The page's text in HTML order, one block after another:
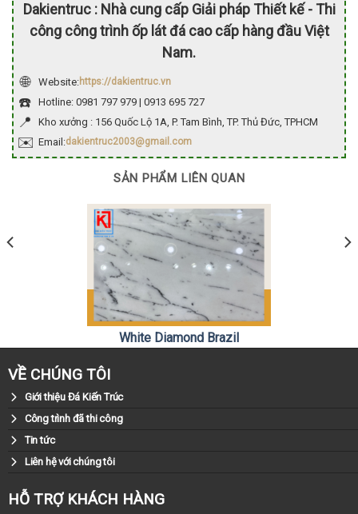
Dakientruc : Nhà cung cấp Giải pháp Thiết kế - Thi
công công trình ốp lát đá cao cấp hàng đầu Việt
Nam.
🌐
Website:https://dakientruc.vn
☎️ Hotline: 0981 797 979 | 0913 695 727
📍 Kho xưởng : 156 Quốc Lộ 1A, P. Tam Bình, TP. Thủ Đức, TPHCM
✉️ Email:dakientruc2003@gmail.com
SẢN PHẨM LIÊN QUAN
White Diamond Brazil
Liên hệ: 0981.79.79.79
VỀ CHÚNG TÔI
Giới thiệu Đá Kiến Trúc
Công trình đã thi công
Tin tức
Liên hệ với chúng tôi
HỖ TRỢ KHÁCH HÀNG